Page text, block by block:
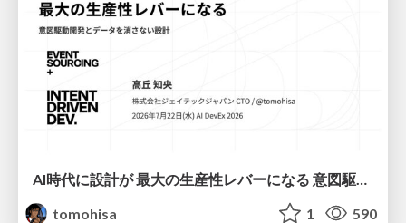
tomohisa
1 590